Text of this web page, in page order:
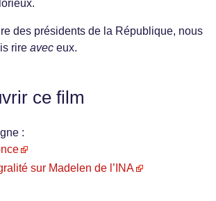
des présidents de la République, nous
rire avec eux.
ce film
:
sur Madelen de l’INA